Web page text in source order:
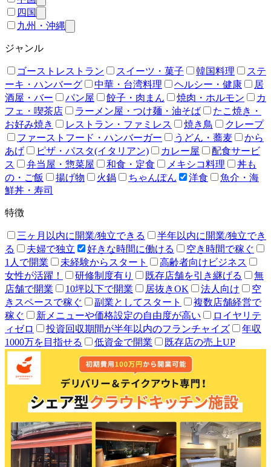
四国
九州・沖縄
ジャンル
ゴーストレストラン スイーツ・菓子 韓国料理
ステ
ーキ・ハンバーグ
中華・台湾料理 ヘルシー・健康
居
酒屋・バー
パン屋 餃子・肉まん 焼肉・ホルモン
カ
フェ・喫茶店
ラーメン屋・つけ麺・油そば
たこ焼き・
お好み焼き
レストラン・ファミレス 焼き鳥
クレープ
ファーストフード・ハンバーガー
うどん・蕎麦
から
あげ
ピザ・パスタ(イタリアン) カレー屋
配食サービ
ス
弁当屋・惣菜屋 和食・定食 メキシコ料理
丼も
の・ご飯
揚げ物 火鍋 ちゃんぽん 洋食
魚介・海
鮮丼・寿司
特徴
三ヶ月以内に開業/独立できる
半年以内に開業/独立でき
る
夫婦で独立 好きな時間に働ける
空き時間で稼ぐ
1人で開業
未経験からスタート
高齢者向けビジネス
女性が活躍！
研修制度有り 既存店舗を引き継げる
無
店舗で開業
10坪以下で開業 居抜きOK 法人向け
空
きスペースで稼ぐ
副業としてスタート
複数店舗経営で
稼ぐ
新メニューや価格設定の自由度が高い
ロイヤリテ
ィゼロ
投資回収期間が半年以内のフランチャイズ
年収
1000万を目指せる
低資金で開業 既存店の売上UP